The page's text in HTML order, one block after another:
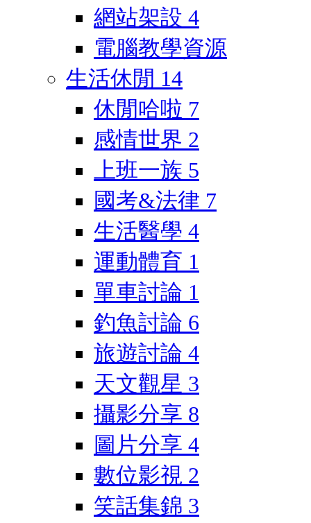
網站架設 4
電腦教學資源
生活休閒 14
休閒哈啦 7
感情世界 2
上班一族 5
國考&法律 7
生活醫學 4
運動體育 1
單車討論 1
釣魚討論 6
旅遊討論 4
天文觀星 3
攝影分享 8
圖片分享 4
數位影視 2
笑話集錦 3